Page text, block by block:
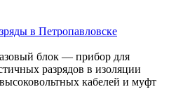
в Петропавловске
блок — прибор для
разрядов в изоляции
кабелей и муфт